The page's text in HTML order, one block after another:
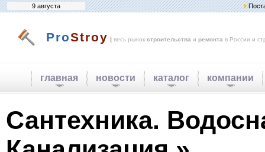
9 августа
ProStroy | весь рынок строительства и ремонта в России и
главная новости каталог компании
Сантехника.